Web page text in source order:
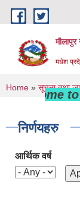
Skip to main content
मौलापुर
मधेश
Welcome to
You are
Home » सूचना तथा
निर्णयहरु
आर्थिक वर्ष